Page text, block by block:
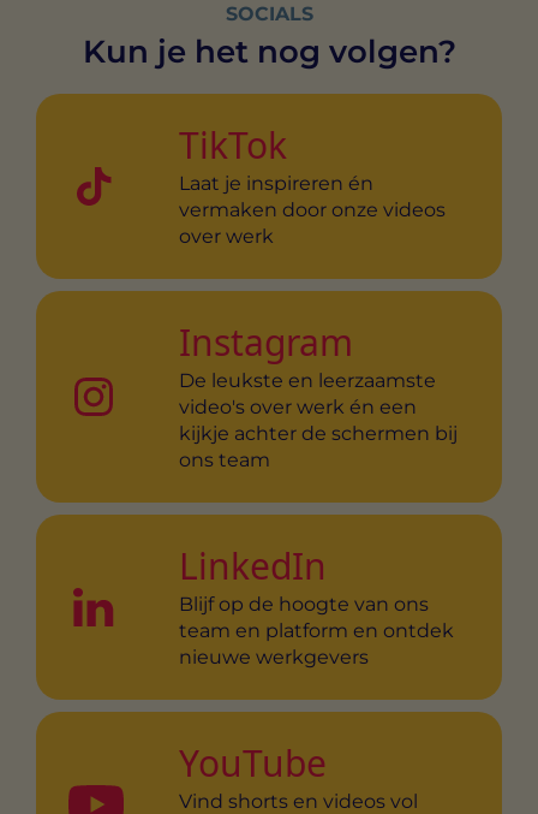
SOCIALS
Kun je het nog volgen?
TikTok
Laat je inspireren én
vermaken door onze videos
over werk
Instagram
De leukste en leerzaamste
video's over werk én een
kijkje achter de schermen bij
ons team
LinkedIn
Blijf op de hoogte van ons
team en platform en ontdek
nieuwe werkgevers
YouTube
Vind shorts en videos vol